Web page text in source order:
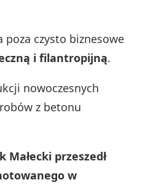
czysto biznesowe
i filantropijną.
nowoczesnych
z betonu
przeszedł
w